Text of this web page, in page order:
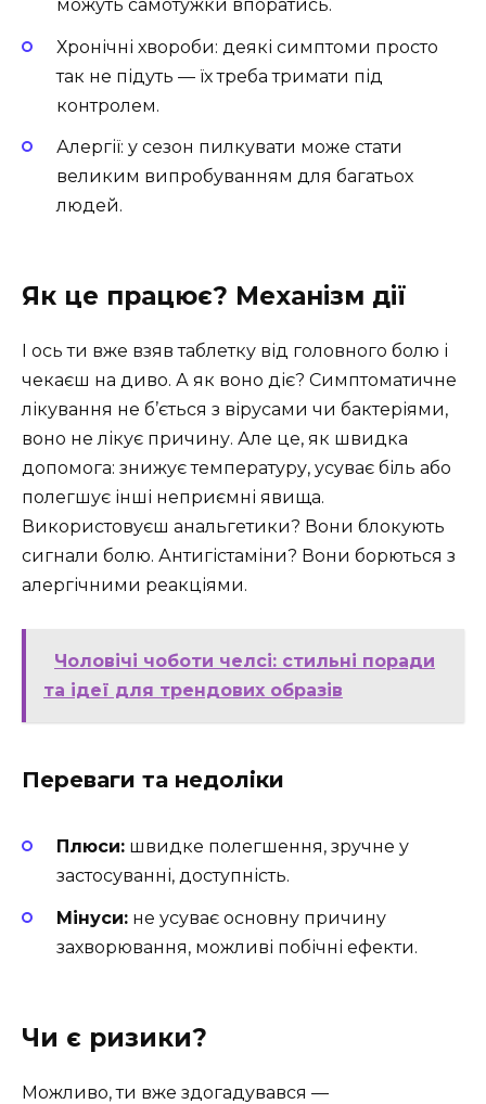
можуть самотужки впоратись.
Хронічні хвороби: деякі симптоми просто
так не підуть — їх треба тримати під
контролем.
Алергії: у сезон пилкувати може стати
великим випробуванням для багатьох
людей.
Як це працює? Механізм дії
І ось ти вже взяв таблетку від головного болю і
чекаєш на диво. А як воно діє? Симптоматичне
лікування не б’ється з вірусами чи бактеріями,
воно не лікує причину. Але це, як швидка
допомога: знижує температуру, усуває біль або
полегшує інші неприємні явища.
Використовуєш анальгетики? Вони блокують
сигнали болю. Антигістаміни? Вони борються з
алергічними реакціями.
Чоловічі чоботи челсі: стильні поради
та ідеї для трендових образів
Переваги та недоліки
Плюси: швидке полегшення, зручне у
застосуванні, доступність.
Мінуси: не усуває основну причину
захворювання, можливі побічні ефекти.
Чи є ризики?
Можливо, ти вже здогадувався —